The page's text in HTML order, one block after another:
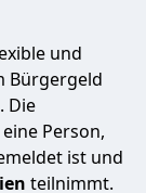
und
Bürgergeld
Die
Person,
ist und
teilnimmt.